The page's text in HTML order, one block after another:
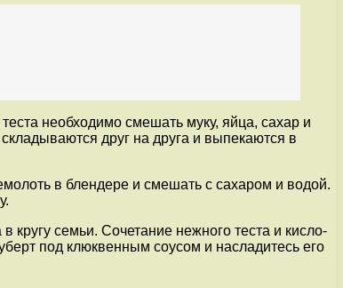
необходимо смешать муку, яйца, сахар и
друг на друга и выпекаются в
в блендере и смешать с сахаром и водой.
семьи. Сочетание нежного теста и кисло-
под клюквенным соусом и насладитесь его